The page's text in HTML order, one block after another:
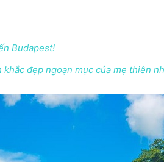
Budapest!
khắc đẹp ngoạn mục của mẹ thiên